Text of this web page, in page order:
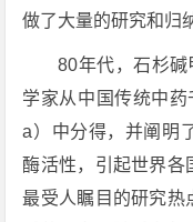
做了大量的研究和归
80年代，石杉碱
学家从中国传统中药
a）中分得，并阐明
酶活性，引起世界各
最受人瞩目的研究热